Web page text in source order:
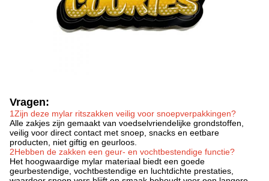
Vragen:
1Zijn deze mylar ritszakken veilig voor snoepverpakkingen?
Alle zakjes zijn gemaakt van voedselvriendelijke grondstoffen,
veilig voor direct contact met snoep, snacks en eetbare
producten, niet giftig en geurloos.
2Hebben de zakken een geur- en vochtbestendige functie?
Het hoogwaardige mylar materiaal biedt een goede
geurbestendige, vochtbestendige en luchtdichte prestaties,